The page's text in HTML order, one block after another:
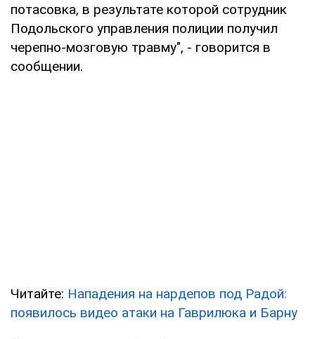
потасовка, в результате которой сотрудник
Подольского управления полиции получил
черепно-мозговую травму", - говорится в
сообщении.
Читайте: Нападения на нардепов под Радой:
появилось видео атаки на Гаврилюка и Барну